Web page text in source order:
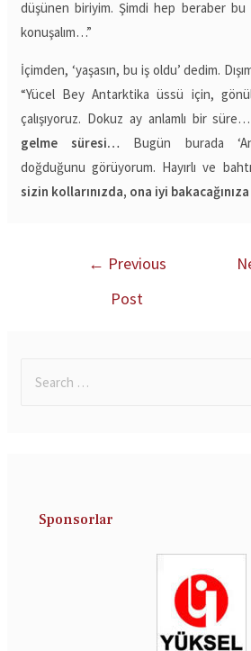
düşünen biriyim. Şimdi hep beraber bu
konuşalım…”
İçimden, ‘yaşasın, bu iş oldu’ dedim.
“Yücel Bey Antarktika üssü için,
çalışıyoruz. Dokuz ay anlamlı bir süre…
gelme süresi… Bugün burada
doğduğunu görüyorum. Hayırlı ve
sizin kollarınızda, ona iyi
← Previous
Post
Sponsorlar